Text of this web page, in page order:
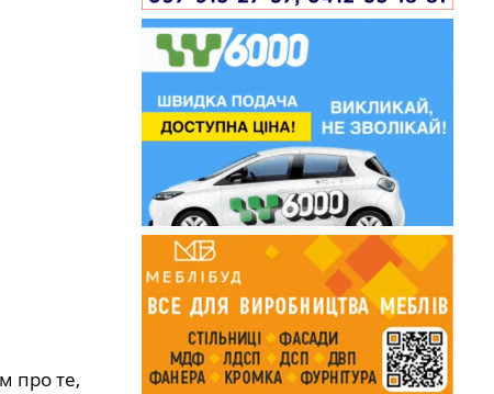
про те,